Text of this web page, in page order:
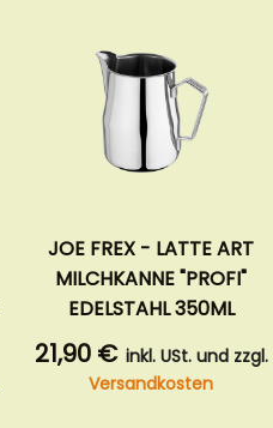
JOE FREX - LATTE ART
MILCHKANNE "PROFI"
EDELSTAHL 350ML
21,90 € inkl. USt. und zzgl.
Versandkosten